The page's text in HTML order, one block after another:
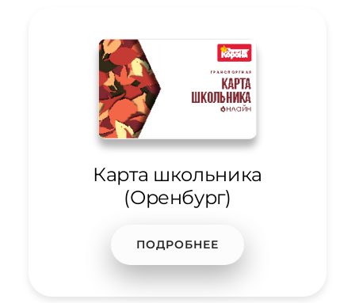
Карта школьника
(Оренбург)
ПОДРОБНЕЕ